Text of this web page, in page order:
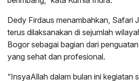
Dedy Firdaus menambahkan, Safari
terus dilaksanakan di sejumlah
Bogor sebagai bagian dari
yang sehat dan profesional.
“InsyaAllah dalam bulan ini kegiatan